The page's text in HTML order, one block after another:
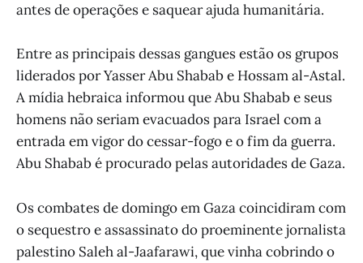
antes de operações e saquear ajuda humanitária.
Entre as principais dessas gangues estão os grupos
liderados por Yasser Abu Shabab e Hossam al-Astal.
A mídia hebraica informou que Abu Shabab e seus
homens não seriam evacuados para Israel com a
entrada em vigor do cessar-fogo e o fim da guerra.
Abu Shabab é procurado pelas autoridades de Gaza.
Os combates de domingo em Gaza coincidiram com
o sequestro e assassinato do proeminente jornalista
palestino Saleh al-Jaafarawi, que vinha cobrindo o